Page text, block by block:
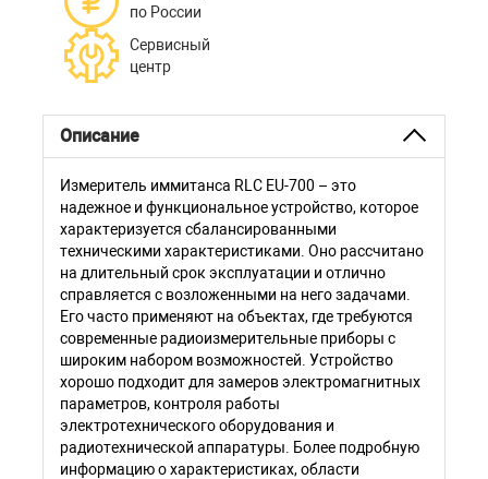
по России
Сервисный
центр
Описание
Измеритель иммитанса RLC EU-700 – это
надежное и функциональное устройство, которое
характеризуется сбалансированными
техническими характеристиками. Оно рассчитано
на длительный срок эксплуатации и отлично
справляется с возложенными на него задачами.
Его часто применяют на объектах, где требуются
современные радиоизмерительные приборы с
широким набором возможностей. Устройство
хорошо подходит для замеров электромагнитных
параметров, контроля работы
электротехнического оборудования и
радиотехнической аппаратуры. Более подробную
информацию о характеристиках, области